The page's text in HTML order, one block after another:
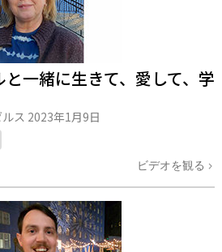
一緒に生きて、愛して、学
ス 2023年1月9日
ビデオを観る